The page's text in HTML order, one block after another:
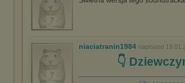
sposób uniemożliwiający przechowywanie plików
urządzeniu końcowym. Można również usunąć pliki
dokonując odpowiednich zmian w ustawieniach
http://chomikuj.pl/PolitykaPrywatnosci.aspx.
niaciatranin1984 napisano
👇